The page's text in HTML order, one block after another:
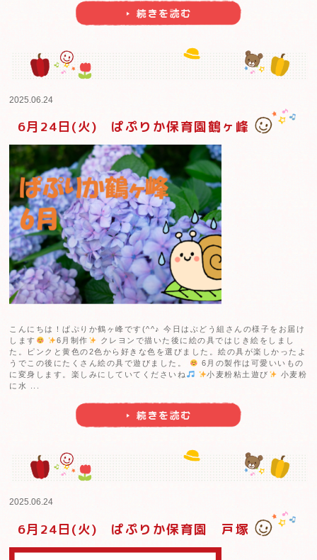
うございます。 引き続き、暑い日が続いています
雨らしくない6月ですが、もうこのまま夏になってしま
じゃぶじゃぶ池での水遊び！ 保育園での水遊
2025.06.25
6月25日(水) ぱぷりか保育園鶴ヶ
こんにちは！ぱぷりか鶴ヶ峰です(^^♪ 鶴ヶ峰に新しい仲
ミヤマクワガタの°˖✧はさみくん✧˖°です！！ ネーミン